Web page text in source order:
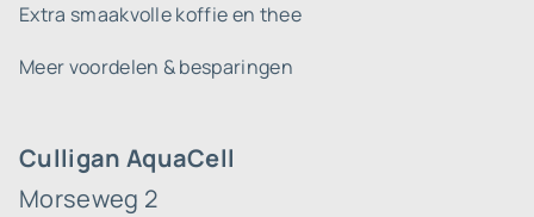
Culligan AquaCell
Morseweg 2
Extra smaakvolle koffie en thee
Meer voordelen & besparingen